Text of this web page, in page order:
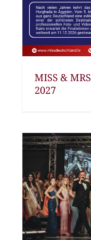
MISS &
2027